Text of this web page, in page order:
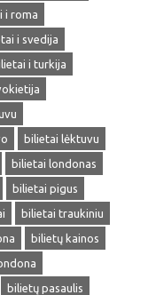
i roma
i svedija
i turkija
bilietai lėktuvu
bilietai londonas
bilietai pigus
bilietai traukiniu
bilietų kainos
bilietų pasaulis